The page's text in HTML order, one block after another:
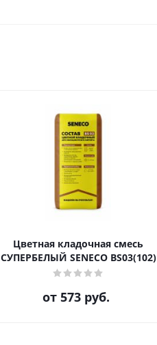
Цветная кладочная смесь
СУПЕРБЕЛЫЙ SENECO BS03(102)
от 573 руб.